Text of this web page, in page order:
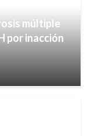
múltiple
por inacción